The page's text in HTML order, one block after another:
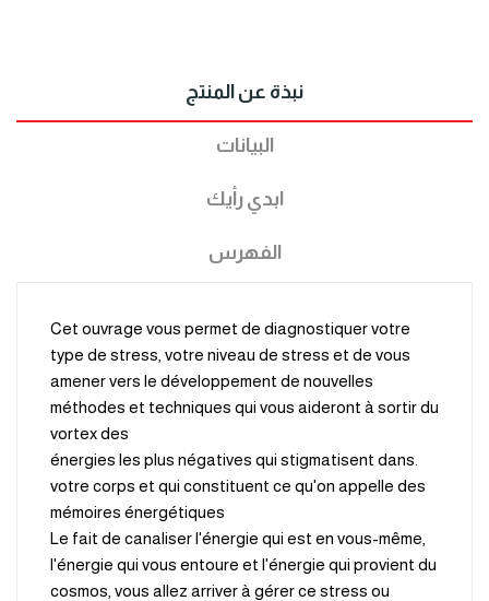
نبذة عن المنتج
البيانات
ابدي رأيك
الفهرس
Cet ouvrage vous permet de diagnostiquer votre
type de stress, votre niveau de stress et de vous
amener vers le développement de nouvelles
méthodes et techniques qui vous aideront à sortir du
vortex des
.énergies les plus négatives qui stigmatisent dans
votre corps et qui constituent ce qu'on appelle des
mémoires énergétiques
Le fait de canaliser l'énergie qui est en vous-même,
l'énergie qui vous entoure et l'énergie qui provient du
cosmos, vous allez arriver à gérer ce stress ou